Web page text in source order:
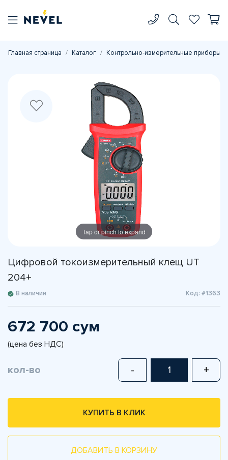
Главная страница Каталог Контрольно-измерительные приборы
Tap or pinch to expand
Цифровой токоизмерительный клещ UT
204+
В наличии Код: #1363
672 700 сум
(цена без НДС)
кол-во - +
КУПИТЬ В КЛИК
ДОБАВИТЬ В КОРЗИНУ